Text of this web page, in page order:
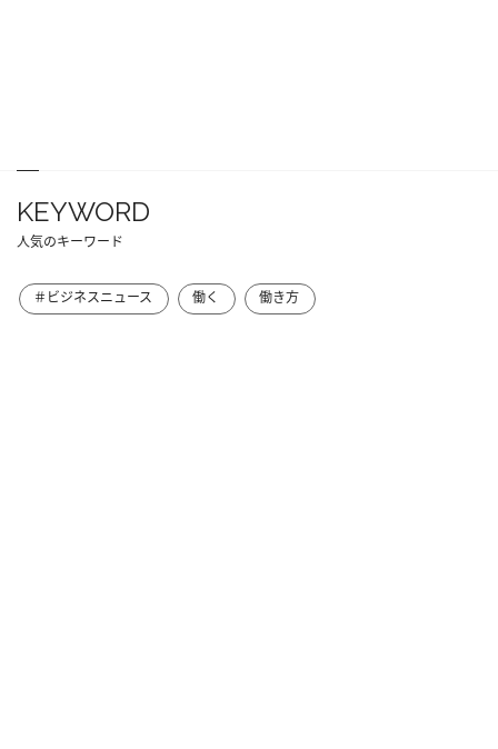
KEYWORD
人気のキーワード
＃ビジネスニュース 働く 働き方